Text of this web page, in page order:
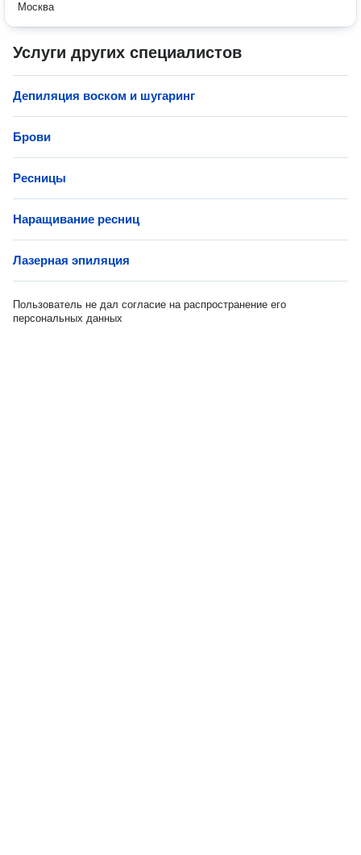
Москва
Услуги других специалистов
Депиляция воском и шугаринг
Брови
Ресницы
Наращивание ресниц
Лазерная эпиляция
Пользователь не дал согласие на распространение его
персональных данных